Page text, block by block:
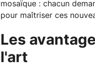
mosaïque : chacun
pour maîtriser ces
Les
l'art